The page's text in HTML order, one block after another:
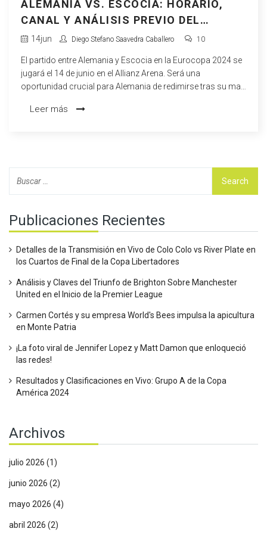
ALEMANIA VS. ESCOCIA: HORARIO,
CANAL Y ANÁLISIS PREVIO DEL
PARTIDO DE LA EUROCOPA 2024
14jun Diego Stefano Saavedra Caballero 10
El partido entre Alemania y Escocia en la Eurocopa 2024 se
jugará el 14 de junio en el Allianz Arena. Será una
oportunidad crucial para Alemania de redimirse tras su mal
como un encuentro simbólico para Toni Kroos. Escocia,
Leer más
Publicaciones Recientes
Detalles de la Transmisión en Vivo de Colo Colo vs River Plate en
los Cuartos de Final de la Copa Libertadores
Análisis y Claves del Triunfo de Brighton Sobre Manchester
United en el Inicio de la Premier League
Carmen Cortés y su empresa World's Bees impulsa la apicultura
en Monte Patria
¡La foto viral de Jennifer Lopez y Matt Damon que enloqueció
las redes!
Resultados y Clasificaciones en Vivo: Grupo A de la Copa
América 2024
Archivos
julio 2026 (1)
junio 2026 (2)
mayo 2026 (4)
abril 2026 (2)